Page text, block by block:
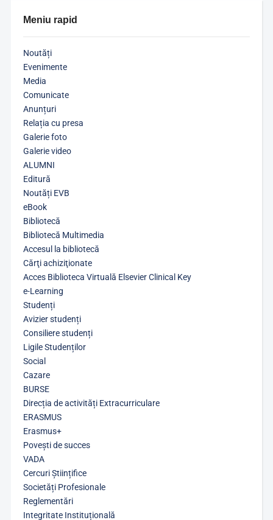
Meniu rapid
Noutăți
Evenimente
Media
Comunicate
Anunțuri
Relația cu presa
Galerie foto
Galerie video
ALUMNI
Editură
Noutăți EVB
eBook
Bibliotecă
Bibliotecă Multimedia
Accesul la bibliotecă
Cărţi achiziţionate
Acces Biblioteca Virtuală Elsevier Clinical Key
e-Learning
Studenți
Avizier studenți
Consiliere studenți
Ligile Studenților
Social
Cazare
BURSE
Direcția de activități Extracurriculare
ERASMUS
Erasmus+
Povești de succes
VADA
Cercuri Științifice
Societăți Profesionale
Reglementări
Integritate Instituțională